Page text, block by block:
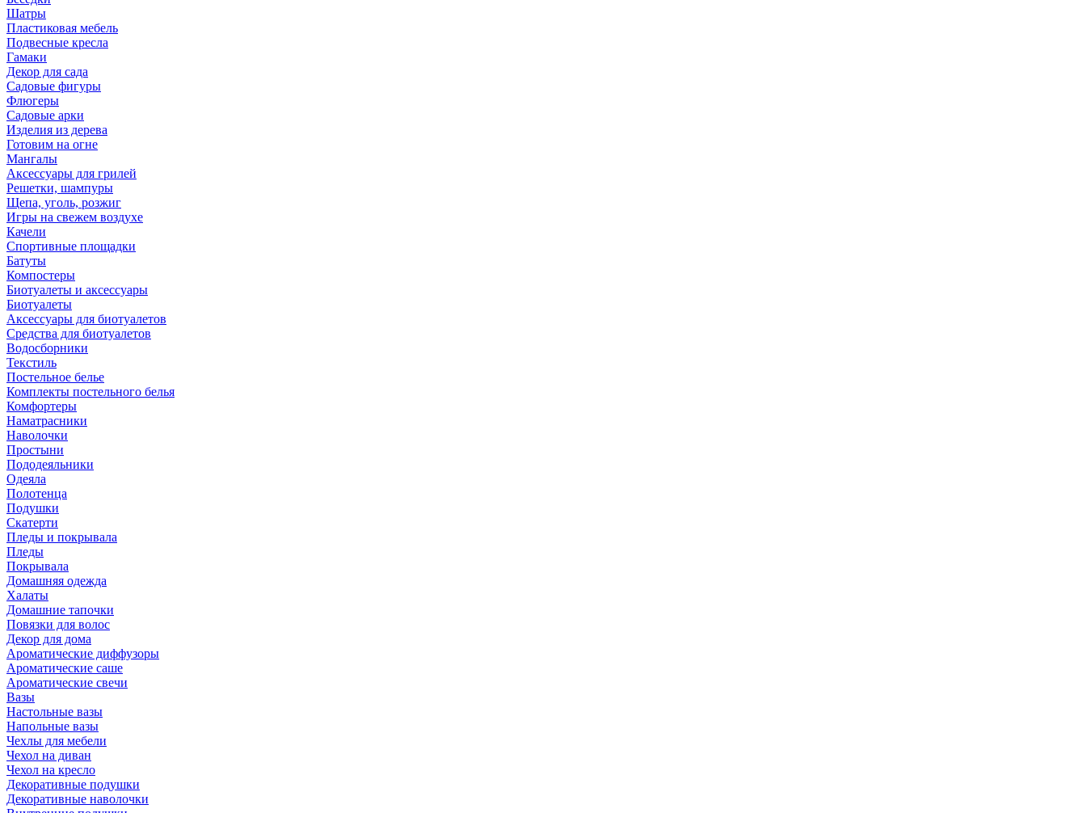
Шатры
Пластиковая мебель
Подвесные кресла
Гамаки
Декор для сада
Садовые фигуры
Флюгеры
Садовые арки
Изделия из дерева
Готовим на огне
Мангалы
Аксессуары для грилей
Решетки, шампуры
Щепа, уголь, розжиг
Игры на свежем воздухе
Качели
Спортивные площадки
Батуты
Компостеры
Биотуалеты и аксессуары
Биотуалеты
Аксессуары для биотуалетов
Средства для биотуалетов
Водосборники
Текстиль
Постельное белье
Комплекты постельного белья
Комфортеры
Наматрасники
Наволочки
Простыни
Пододеяльники
Одеяла
Полотенца
Подушки
Скатерти
Пледы и покрывала
Пледы
Покрывала
Домашняя одежда
Халаты
Домашние тапочки
Повязки для волос
Декор для дома
Ароматические диффузоры
Ароматические саше
Ароматические свечи
Вазы
Настольные вазы
Напольные вазы
Чехлы для мебели
Чехол на диван
Чехол на кресло
Декоративные подушки
Декоративные наволочки